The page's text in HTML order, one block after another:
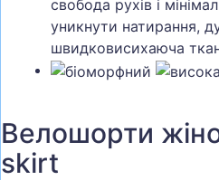
свобода рухів і
уникнути натирання,
швидковисихаюча
Велошорти
skirt